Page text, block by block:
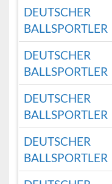
DEUTSCHER
BALLSPORTLER
DEUTSCHER
BALLSPORTLER
DEUTSCHER
BALLSPORTLER
DEUTSCHER
BALLSPORTLER